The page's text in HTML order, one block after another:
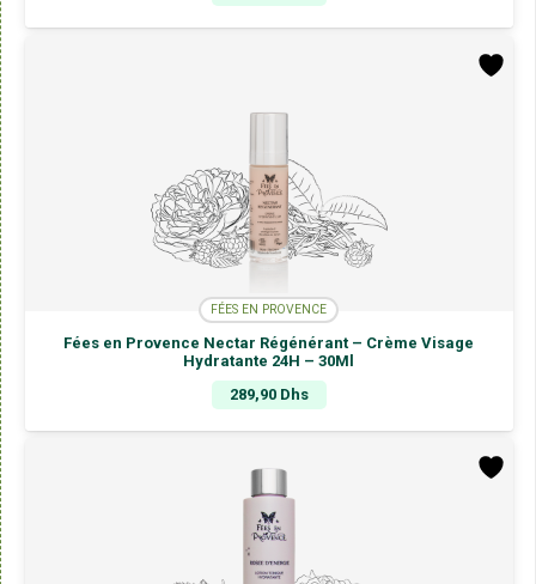
FÉES EN PROVENCE
Fées en Provence Nectar Régénérant – Crème Visage
Hydratante 24H – 30Ml
289,90 Dhs